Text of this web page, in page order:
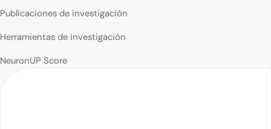
Publicaciones de investigación
Herramientas de investigación
NeuronUP Score